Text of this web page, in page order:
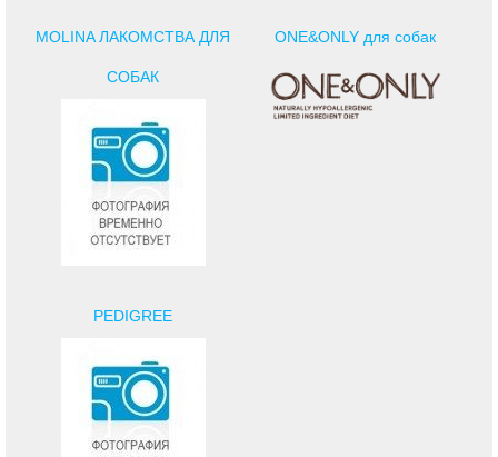
MOLINA ЛАКОМСТВА ДЛЯ
СОБАК
ONE&ONLY для собак
PEDIGREE